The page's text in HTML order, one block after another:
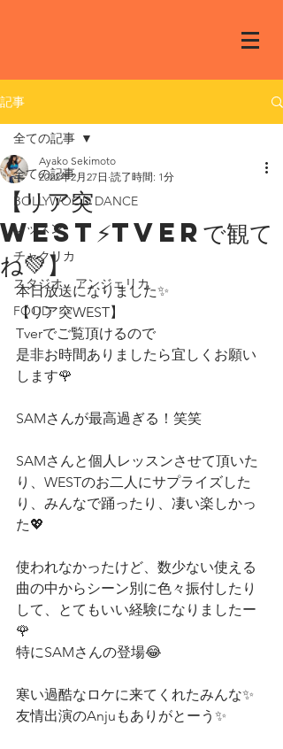
記事
全ての記事
BOLLYWOOD DANCE
レッスン
チャクリカ
スタジオ アンジェリカ
FOOD
全ての記事
【リア突
WEST⚡️Tverで観て
ね💚】
Ayako Sekimoto
2022年2月27日 読了時間: 1分
本日放送になりました✨
【リア突WEST】
Tverでご覧頂けるので
是非お時間ありましたら宜しくお願い
します🌹
SAMさんが最高過ぎる！笑笑
SAMさんと個人レッスンさせて頂いた
り、WESTのお二人にサプライズした
り、みんなで踊ったり、凄い楽しかっ
た💖
使われなかったけど、数少ない使える
曲の中からシーン別に色々振付したり
して、とてもいい経験になりましたー
🌹
特にSAMさんの登場😂
寒い過酷なロケに来てくれたみんな✨
友情出演のAnjuもありがとーう✨